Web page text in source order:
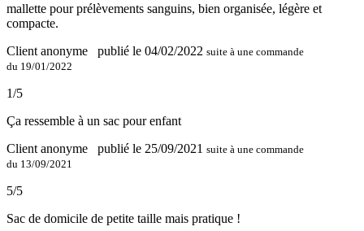
mallette pour prélèvements sanguins, bien organisée, légère et
compacte.
Client anonyme
publié le 04/02/2022 suite à une commande
du 19/01/2022
1/5
Ça ressemble à un sac pour enfant
Client anonyme
publié le 25/09/2021 suite à une commande
du 13/09/2021
5/5
Sac de domicile de petite taille mais pratique !